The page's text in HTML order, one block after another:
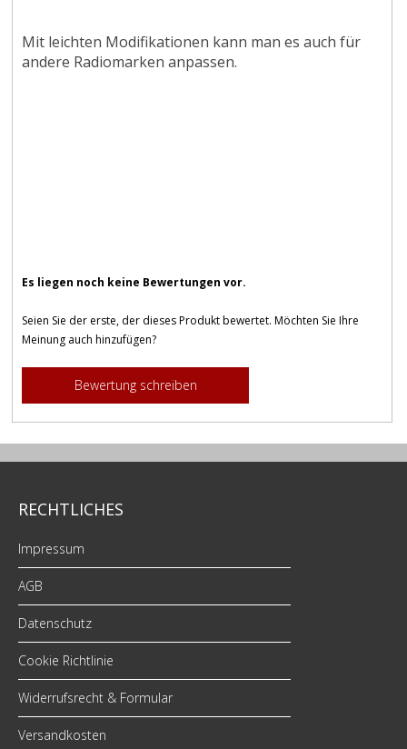
Mit leichten Modifikationen kann man es auch für
andere Radiomarken anpassen.
Es liegen noch keine Bewertungen vor.
Seien Sie der erste, der dieses Produkt bewertet. Möchten Sie Ihre
Meinung auch hinzufügen?
Bewertung schreiben
RECHTLICHES
Impressum
AGB
Datenschutz
Cookie Richtlinie
Widerrufsrecht & Formular
Versandkosten